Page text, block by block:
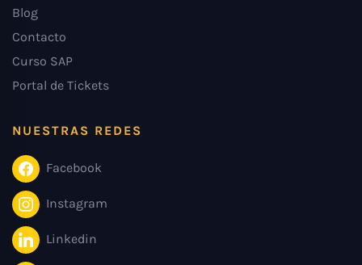
Blog
Contacto
Curso SAP
Portal de Tickets
NUESTRAS REDES
Facebook
Instagram
Linkedin